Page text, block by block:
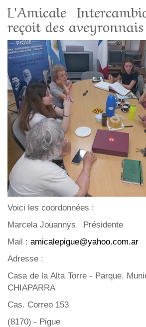
L'Amicale
reçoit des aveyronnais
Voici les coordonnées :
Marcela Jouannys Présidente
Mail : amicalepigue@yahoo.com.ar
Adresse :
Casa de la Alta Torre - Parque.
CHIAPARRA
Cas. Correo 153
(8170) - Pigue